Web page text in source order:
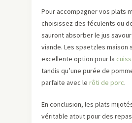
Pour accompagner vos plats
choisissez des féculents ou
sauront absorber le jus
viande. Les spaetzles maison
excellente option pour la
tandis qu’une purée de
parfaite avec le rôti de porc.
En conclusion, les plats
véritable atout pour des repas